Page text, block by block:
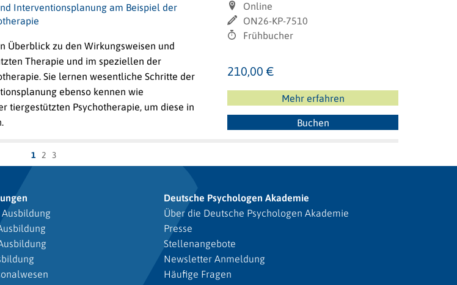
Interventionsplanung am Beispiel der
Überblick zu den Wirkungsweisen und
Therapie und im speziellen der
Sie lernen wesentliche Schritte der
ebenso kennen wie
tiergestützten Psychotherapie, um diese in
Online
ON26-KP-7510
Frühbucher
210,00 €
Mehr erfahren
Buchen
1 2 3
Deutsche Psychologen Akademie
Über die Deutsche Psychologen Akademie
Presse
Stellenangebote
Newsletter Anmeldung
Häufige Fragen